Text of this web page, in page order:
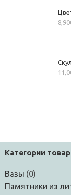
Категории
Вазы (0)
Памятники из